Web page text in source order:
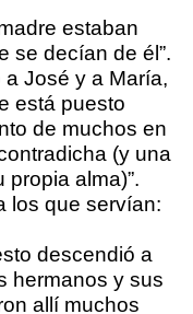
estaban
se decían de él”.
a José y a María,
está puesto
de muchos en
(y una
alma)”.
los que servían:
descendió a
hermanos y sus
allí muchos